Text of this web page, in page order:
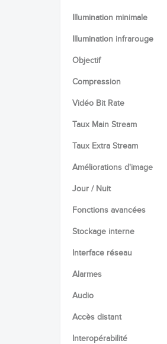
Illumination minimale
Illumination infrarouge
Objectif
Compression
Vidéo Bit Rate
Taux Main Stream
Taux Extra Stream
Améliorations d'image
Jour / Nuit
Fonctions avancées
Stockage interne
Interface réseau
Alarmes
Audio
Accès distant
Interopérabilité